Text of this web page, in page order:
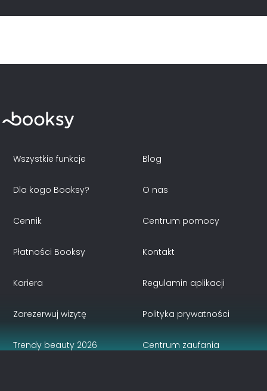
Wszystkie funkcje
Dla kogo Booksy?
Cennik
Płatności Booksy
Blog
O nas
Centrum pomocy
Kontakt
Kariera
Zarezerwuj wizytę
Trendy beauty 2026
Regulamin aplikacji
Polityka prywatności
Centrum zaufania